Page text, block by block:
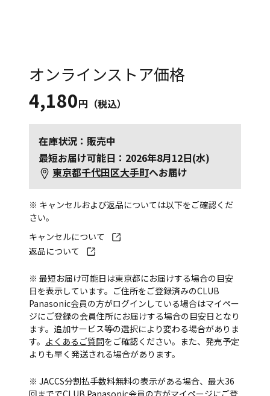
オンラインストア価格
4,180円（税込）
在庫状況：販売中
最短お届け可能日：2026年8月12日(水)
東京都千代田区大手町へお届け
※ キャンセルおよび返品については以下をご確認くだ
さい。
キャンセルについて
返品について
※ 最短お届け可能日は東京都にお届けする場合の目安
日を表示しています。ご住所をご登録済みのCLUB
Panasonic会員の方がログインしている場合はマイペー
ジにご登録の会員住所にお届けする場合の目安日となり
ます。追加サービス等の選択により変わる場合がありま
す。 よくあるご質問をご確認ください。また、発売予定
よりも早く発送される場合があります。
※ JACCS分割払手数料無料の表示がある場合、最大36
回まででCLUB Panasonic会員の方がマイページにご登